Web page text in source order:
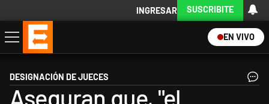
INGRESAR SUSCRIBITE
EN VIVO
Economía
Política
Internacional
Actualidad
Descargá la App
DESIGNACIÓN DE JUECES
Aseguran que, "el